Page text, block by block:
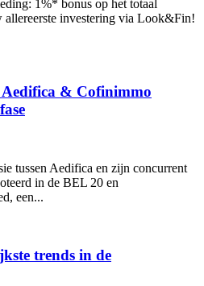
1%* bonus op het totaal
allereerste investering via Look&Fin!
Aedifica & Cofinimmo
tussen Aedifica en zijn concurrent
in de BEL 20 en
een...
trends in de